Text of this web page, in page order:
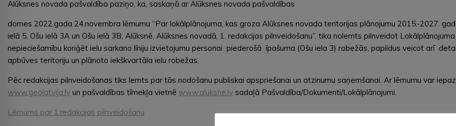
Alūksnes novada pašvaldība paziņo, ka, saskaņā ar Alūksnes novada pašvaldības
domes 2022.gada 24.novembra lēmumu “Par lokālplānojuma, kas groza Alūksnes novada teritorijas plānojumu 2015.-2027.
ielā 5, Ošu ielā 3A un Ošu ielā 3B, Alūksnē, Alūksnes novadā, 1. redakcijas pilnveidošanu”, tika nolemts pilnveidot
nepieciešamību koriģēt ielu sarkano līniju izvietojumu personai piederošā īpašuma (Ošu iela 3) robežās, papildus veicot arī
apbūves teritoriju un plānoto iekškvartāla ielu robežas.
Pēc redakcijas pilnveidošanas tiks lemts par tās nodošanu publiskai apspriešanai un atzinumu saņemšanai. Ar lēmumu var
www.geolatvija.lv un pašvaldības tīmekļa vietnē www.aluksne.lv sadaļā Pašvaldība/Dokumenti/Lokālplānojumi.
Lēmums par 1.redakcijas pilnveidošanu